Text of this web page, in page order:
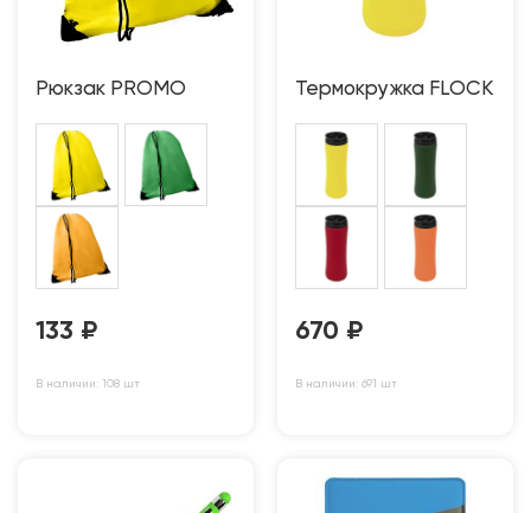
Рюкзак PROMO
133 ₽
В наличии: 108 шт
Термокружка FLOCK
670 ₽
В наличии: 691 шт